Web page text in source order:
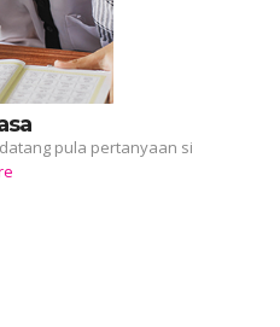
pula pertanyaan si